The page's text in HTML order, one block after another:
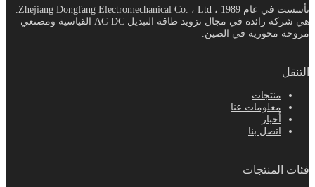
هي شركة رائدة في مجال تزويد طاقة التبديل AC-DC القياسية ومصنعي
مروحة محورية في الصين.
التنقل
منتجات
معلومات عنا
أخبار
اتصل بنا
فئات المنتجات